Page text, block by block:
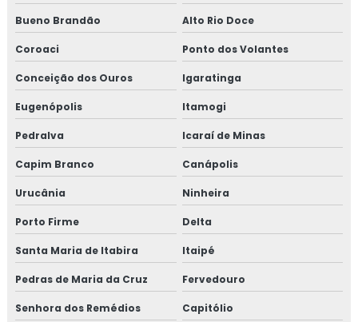
Bueno Brandão Alto Rio Doce
Coroaci Ponto dos Volantes
Conceição dos Ouros Igaratinga
Eugenópolis Itamogi
Pedralva Icaraí de Minas
Capim Branco Canápolis
Urucânia Ninheira
Porto Firme Delta
Santa Maria de Itabira Itaipé
Pedras de Maria da Cruz Fervedouro
Senhora dos Remédios Capitólio